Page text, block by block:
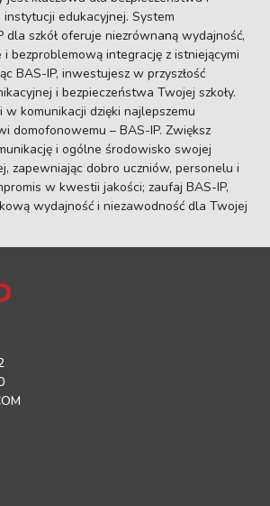
edukacyjnej. System
dla szkół oferuje niezrównaną wydajność,
bezproblemową integrację z istniejącymi
BAS-IP, inwestujesz w przyszłość
i bezpieczeństwa Twojej szkoły.
komunikacji dzięki najlepszemu
domofonowemu – BAS-IP. Zwiększ
i ogólne środowisko swojej
zapewniając dobro uczniów, personelu i
w kwestii jakości; zaufaj BAS-IP,
wydajność i niezawodność dla Twojej